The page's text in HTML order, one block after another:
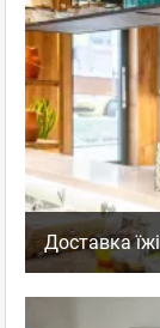
Доставка